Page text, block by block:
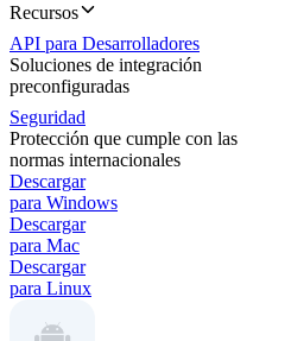
Recursos
API para Desarrolladores
Soluciones de integración
preconfiguradas
Seguridad
Protección que cumple con las
normas internacionales
Descargar
para Windows
Descargar
para Mac
Descargar
para Linux